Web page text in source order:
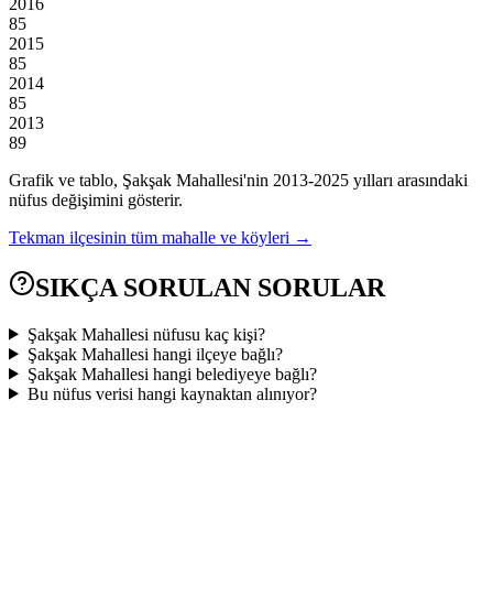
85
2015
85
2014
85
2013
89
Grafik ve tablo, Şakşak Mahallesi'nin 2013-2025 yılları arasındaki
nüfus değişimini gösterir.
Tekman ilçesinin tüm mahalle ve köyleri →
SIKÇA SORULAN SORULAR
Şakşak Mahallesi nüfusu kaç kişi?
Şakşak Mahallesi hangi ilçeye bağlı?
Şakşak Mahallesi hangi belediyeye bağlı?
Bu nüfus verisi hangi kaynaktan alınıyor?